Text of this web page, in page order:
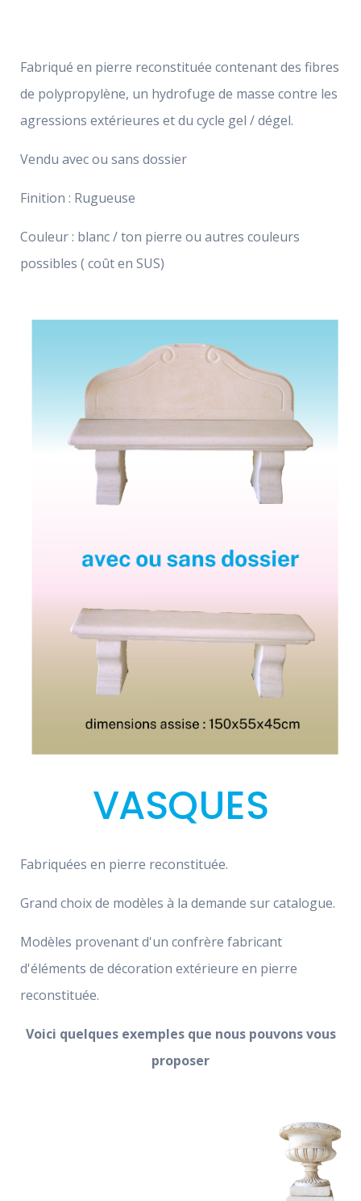
Fabriqué en pierre reconstituée contenant des fibres
de polypropylène, un hydrofuge de masse contre les
agressions extérieures et du cycle gel / dégel.
Vendu avec ou sans dossier
Finition : Rugueuse
Couleur : blanc / ton pierre ou autres couleurs
possibles ( coût en SUS)
VASQUES
Fabriquées en pierre reconstituée.
Grand choix de modèles à la demande sur catalogue.
Modèles provenant d'un confrère fabricant
d'éléments de décoration extérieure en pierre
reconstituée.
Voici quelques exemples que nous pouvons vous
proposer